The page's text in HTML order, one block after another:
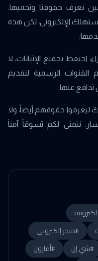
نعرف حقوقنا ونحميها.
الإلكتروني، لكن هذه
احتفظ بجميع الإثباتات، لا
القنوات الرسمية لتقديم
عنها.
حقوقهم أيضاً، ولا
نتمنى لكم تسوقاً آمناً
#متجر إلكتروني
#شي إن #أمازون